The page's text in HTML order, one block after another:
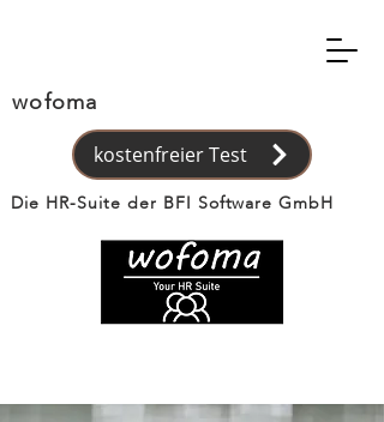
wofoma
Die HR-Suite der BFI Software GmbH
kostenfreier Test